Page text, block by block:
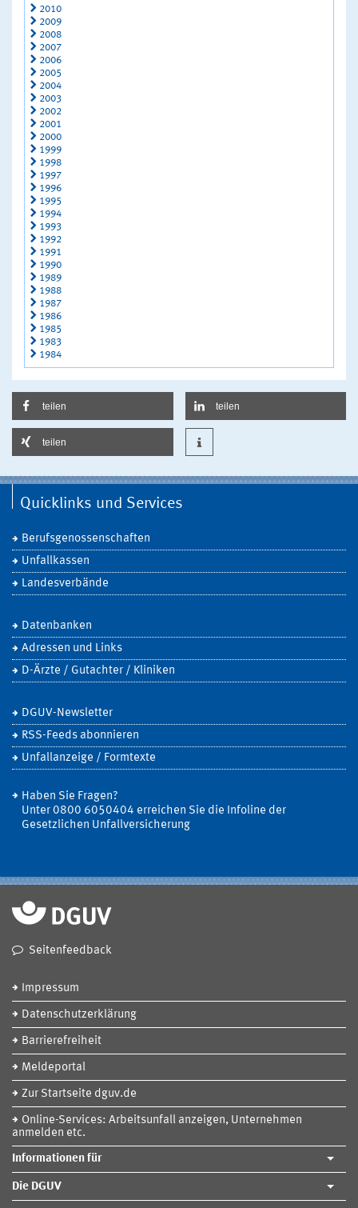
2010
2009
2008
2007
2006
2005
2004
2003
2002
2001
2000
1999
1998
1997
1996
1995
1994
1993
1992
1991
1990
1989
1988
1987
1986
1985
1983
1984
teilen teilen
teilen
Quicklinks und Services
Berufsgenossenschaften
Unfallkassen
Landesverbände
Datenbanken
Adressen und Links
D-Ärzte / Gutachter / Kliniken
DGUV-Newsletter
RSS-Feeds abonnieren
Unfallanzeige / Formtexte
Haben Sie Fragen?
Unter 0800 6050404 erreichen Sie die Infoline der
Gesetzlichen Unfallversicherung
Seitenfeedback
Impressum
Datenschutzerklärung
Barrierefreiheit
Meldeportal
Zur Startseite dguv.de
Online-Services: Arbeitsunfall anzeigen, Unternehmen
anmelden etc.
Informationen für
Die DGUV